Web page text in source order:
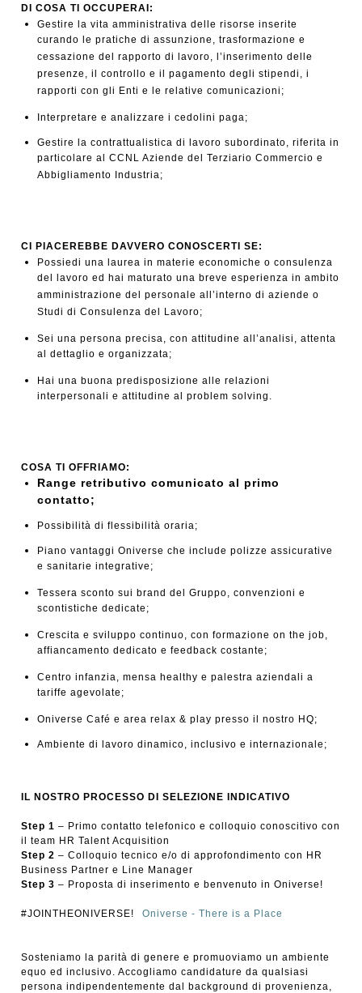
DI COSA TI OCCUPERAI:
Gestire la vita amministrativa delle risorse inserite
curando le pratiche di assunzione, trasformazione e
cessazione del rapporto di lavoro, l’inserimento delle
presenze, il controllo e il pagamento degli stipendi, i
rapporti con gli Enti e le relative comunicazioni;
Interpretare e analizzare i cedolini paga;
Gestire la contrattualistica di lavoro subordinato, riferita in
particolare al CCNL Aziende del Terziario Commercio e
Abbigliamento Industria;
CI PIACEREBBE DAVVERO CONOSCERTI SE:
Possiedi una laurea in materie economiche o consulenza
del lavoro ed hai maturato una breve esperienza in ambito
amministrazione del personale all’interno di aziende o
Studi di Consulenza del Lavoro;
Sei una persona precisa, con attitudine all’analisi, attenta
al dettaglio e organizzata;
Hai una buona predisposizione alle relazioni
interpersonali e attitudine al problem solving.
COSA TI OFFRIAMO:
Range retributivo comunicato al primo
contatto;
Possibilità di flessibilità oraria;
Piano vantaggi Oniverse che include polizze assicurative
e sanitarie integrative;
Tessera sconto sui brand del Gruppo, convenzioni e
scontistiche dedicate;
Crescita e sviluppo continuo, con formazione on the job,
affiancamento dedicato e feedback costante;
Centro infanzia, mensa healthy e palestra aziendali a
tariffe agevolate;
Oniverse Café e area relax & play presso il nostro HQ;
Ambiente di lavoro dinamico, inclusivo e internazionale;
IL NOSTRO PROCESSO DI SELEZIONE INDICATIVO
Step 1 – Primo contatto telefonico e colloquio conoscitivo con
il team HR Talent Acquisition
Step 2 – Colloquio tecnico e/o di approfondimento con HR
Business Partner e Line Manager
Step 3 – Proposta di inserimento e benvenuto in Oniverse!
#JOINTHEONIVERSE!Oniverse - There is a Place
Sosteniamo la parità di genere e promuoviamo un ambiente
equo ed inclusivo. Accogliamo candidature da qualsiasi
persona indipendentemente dal background di provenienza,